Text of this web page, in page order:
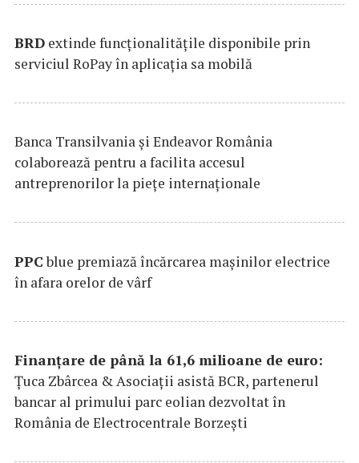
BRD extinde funcţionalităţile disponibile prin
serviciul RoPay în aplicaţia sa mobilă
Banca Transilvania şi Endeavor România
colaborează pentru a facilita accesul
antreprenorilor la pieţe internaţionale
PPCblue premiază încărcarea maşinilor electrice
în afara orelor de vârf
Finanțare de până la 61,6 milioane de euro:
Țuca Zbârcea & Asociații asistă BCR, partenerul
bancar al primului parc eolian dezvoltat în
România de Electrocentrale Borzești